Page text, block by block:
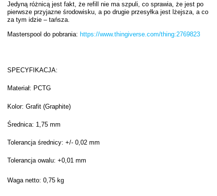
Jedyną różnicą jest fakt, że refill nie ma szpuli, co sprawia, że jest po
pierwsze przyjazne środowisku, a po drugie przesyłka jest lżejsza, a co
za tym idzie – tańsza.
Masterspool do pobrania: https://www.thingiverse.com/thing:2769823
SPECYFIKACJA:
Materiał: PCTG
Kolor: Grafit (Graphite)
Średnica: 1,75 mm
Tolerancja średnicy: +/- 0,02 mm
Tolerancja owalu: +0,01 mm
Waga netto: 0,75 kg